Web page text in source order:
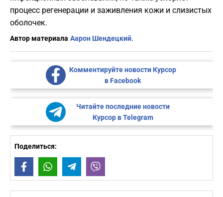
процесс регенерации и заживления кожи и слизистых
оболочек.
Автор материала Аарон Шендецкий.
Комментируйте новости Курсор
в Facebook
Читайте последние новости
Курсор в Telegram
Поделиться:
FacebookWhatsAppTelegram